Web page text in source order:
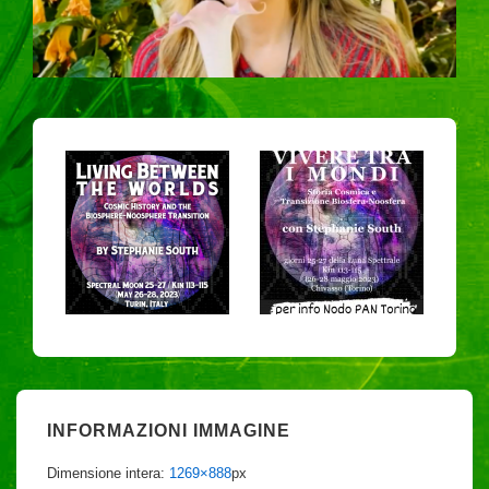
INFORMAZIONI IMMAGINE
Dimensione intera: 1269×888px